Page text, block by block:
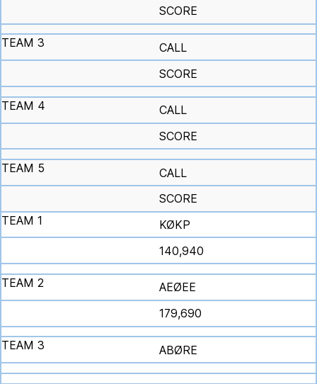
SCORE
CALL
SCORE
CALL
SCORE
CALL
SCORE
KØKP
140,940
AEØEE
179,690
ABØRE